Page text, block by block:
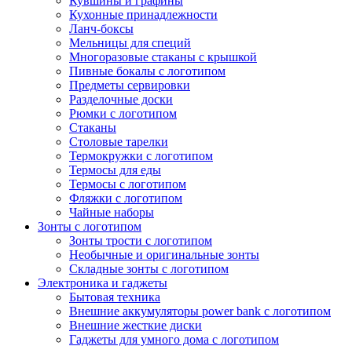
Кухонные принадлежности
Ланч-боксы
Мельницы для специй
Многоразовые стаканы с крышкой
Пивные бокалы с логотипом
Предметы сервировки
Разделочные доски
Рюмки с логотипом
Стаканы
Столовые тарелки
Термокружки с логотипом
Термосы для еды
Термосы с логотипом
Фляжки с логотипом
Чайные наборы
Зонты с логотипом
Зонты трости с логотипом
Необычные и оригинальные зонты
Складные зонты с логотипом
Электроника и гаджеты
Бытовая техника
Внешние аккумуляторы power bank с логотипом
Внешние жесткие диски
Гаджеты для умного дома с логотипом